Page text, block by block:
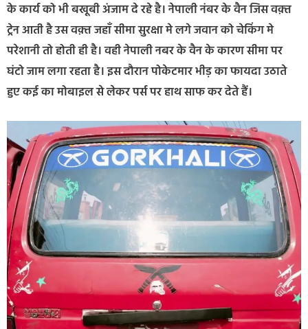
के कार्य को भी बखूबी अंजाम दे रहे है। नेपाली नंबर के वैन जिस वक़्त
ट्रेन आती है उस वक़्त जहाँ सीमा सुरक्षा मे लगे जवान को चेकिंग मे
परेशानी तो होती ही है। वही नेपाली नबर के वैन के कारण सीमा पर
घंटो जाम लगा रहता है। इस दौरान पोकेटमार भीड़ का फायदा उठाते
हुए कई का मोबाइल से लेकर पर्स पर हाथ साफ कर देते हैं।